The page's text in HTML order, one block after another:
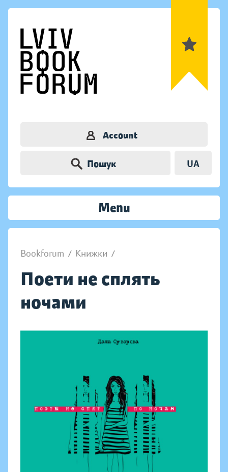
Account
Пошук UA
Menu
Bookforum / Книжки /
Поети не сплять
ночами